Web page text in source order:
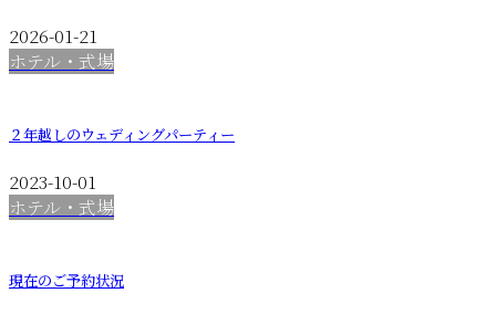
2026-01-21
ホテル・式場
２年越しのウェディングパーティー
2023-10-01
ホテル・式場
現在のご予約状況